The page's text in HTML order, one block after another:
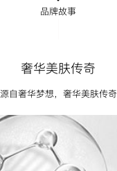
品牌故事
奢华美肤传奇
源自奢华梦想，奢华美肤传奇